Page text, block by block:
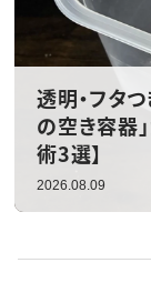
透明・フタ
の空き容器
術3選】
2026.08.09